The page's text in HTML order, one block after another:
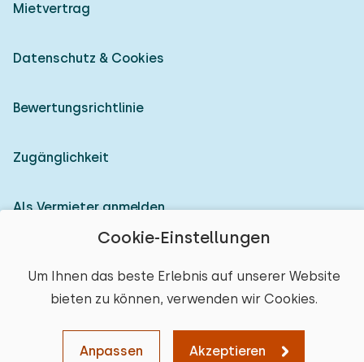
Cookie-Einstellungen
Um Ihnen das beste Erlebnis auf unserer Website
bieten zu können, verwenden wir Cookies.
Anpassen Akzeptieren
Mietvertrag
Datenschutz & Cookies
Bewertungsrichtlinie
Zugänglichkeit
Als Vermieter anmelden